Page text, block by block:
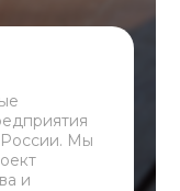
России. Мы
и